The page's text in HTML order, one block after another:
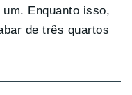
Enquanto isso,
de três quartos